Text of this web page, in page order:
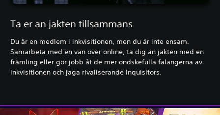
Ta er an jakten tillsammans
Du är en medlem i inkvisitionen, men du är inte ensam.
Samarbeta med en vän över online, ta dig an jakten med en
främling eller gör jobb åt de mer ondskefulla falangerna av
inkvisitionen och jaga rivaliserande Inquisitors.